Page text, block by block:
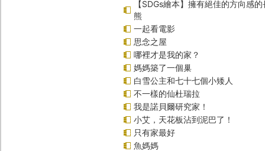
【SDGs繪本】擁有絕佳的方向感
熊
一起看電影
思念之屋
哪裡才是我的家？
媽媽築了一個巢
白雪公主和七十七個小矮人
不一樣的仙杜瑞拉
我是諾貝爾研究家！
小艾，天花板沾到泥巴了！
只有家最好
魚媽媽